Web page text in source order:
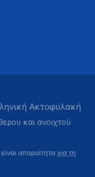
Ακτοφυλακή
και ανοιχτού
απαραίτητα για τη